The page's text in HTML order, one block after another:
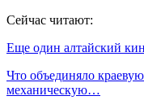
Сейчас читают:
Еще один алтайский
Что объединяло
механическую…